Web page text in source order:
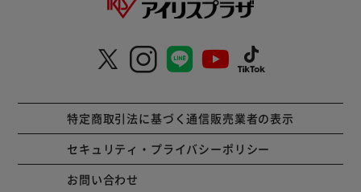
特定商取引法に基づく通信販売業者の表示
セキュリティ・プライバシーポリシー
お問い合わせ